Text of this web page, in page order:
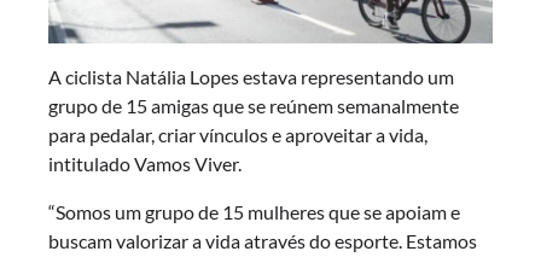
A ciclista Natália Lopes estava representando um
grupo de 15 amigas que se reúnem semanalmente
para pedalar, criar vínculos e aproveitar a vida,
intitulado Vamos Viver.
“Somos um grupo de 15 mulheres que se apoiam e
buscam valorizar a vida através do esporte. Estamos